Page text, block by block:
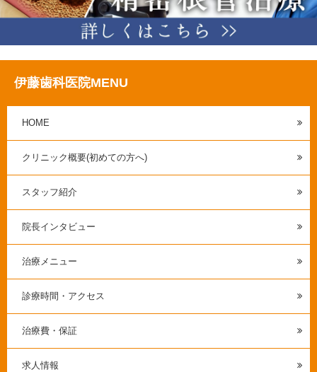
伊藤歯科医院MENU
HOME
クリニック概要(初めての方へ)
スタッフ紹介
院長インタビュー
治療メニュー
診療時間・アクセス
治療費・保証
求人情報